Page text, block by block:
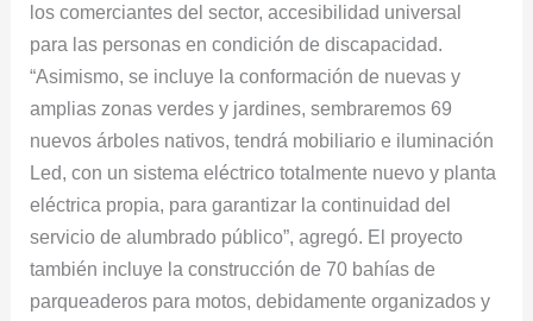
los comerciantes del sector, accesibilidad universal
para las personas en condición de discapacidad.
“Asimismo, se incluye la conformación de nuevas y
amplias zonas verdes y jardines, sembraremos 69
nuevos árboles nativos, tendrá mobiliario e iluminación
Led, con un sistema eléctrico totalmente nuevo y planta
eléctrica propia, para garantizar la continuidad del
servicio de alumbrado público”, agregó. El proyecto
también incluye la construcción de 70 bahías de
parqueaderos para motos, debidamente organizados y